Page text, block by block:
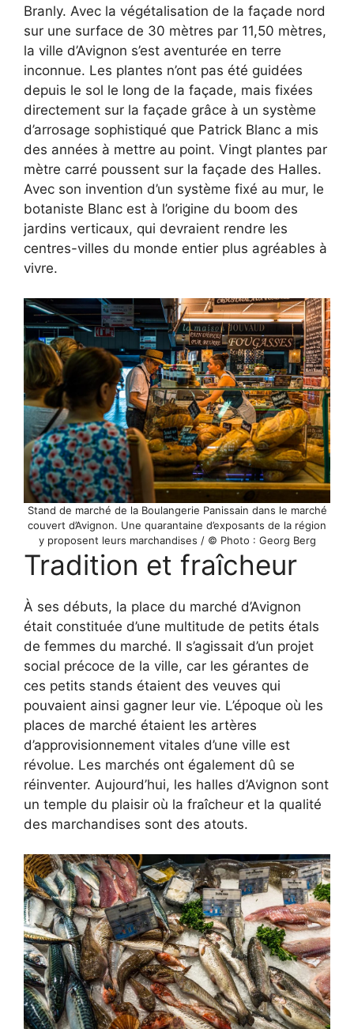
Branly. Avec la végétalisation de la façade nord
sur une surface de 30 mètres par 11,50 mètres,
la ville d’Avignon s’est aventurée en terre
inconnue. Les plantes n’ont pas été guidées
depuis le sol le long de la façade, mais fixées
directement sur la façade grâce à un système
d’arrosage sophistiqué que Patrick Blanc a mis
des années à mettre au point. Vingt plantes par
mètre carré poussent sur la façade des Halles.
Avec son invention d’un système fixé au mur, le
botaniste Blanc est à l’origine du boom des
jardins verticaux, qui devraient rendre les
centres-villes du monde entier plus agréables à
vivre.
Stand de marché de la Boulangerie Panissain dans le marché
couvert d’Avignon. Une quarantaine d’exposants de la région
y proposent leurs marchandises / © Photo : Georg Berg
Tradition et fraîcheur
À ses débuts, la place du marché d’Avignon
était constituée d’une multitude de petits étals
de femmes du marché. Il s’agissait d’un projet
social précoce de la ville, car les gérantes de
ces petits stands étaient des veuves qui
pouvaient ainsi gagner leur vie. L’époque où les
places de marché étaient les artères
d’approvisionnement vitales d’une ville est
révolue. Les marchés ont également dû se
réinventer. Aujourd’hui, les halles d’Avignon sont
un temple du plaisir où la fraîcheur et la qualité
des marchandises sont des atouts.